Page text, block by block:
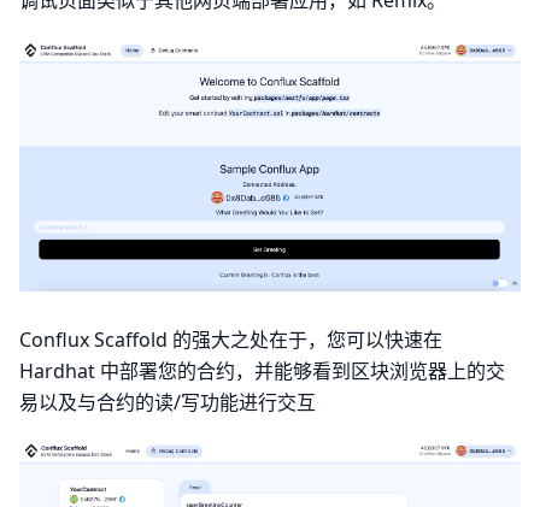
Conflux Scaffold 的强大之处在于，您可以快速在
Hardhat 中部署您的合约，并能够看到区块浏览器上的交
易以及与合约的读/写功能进行交互